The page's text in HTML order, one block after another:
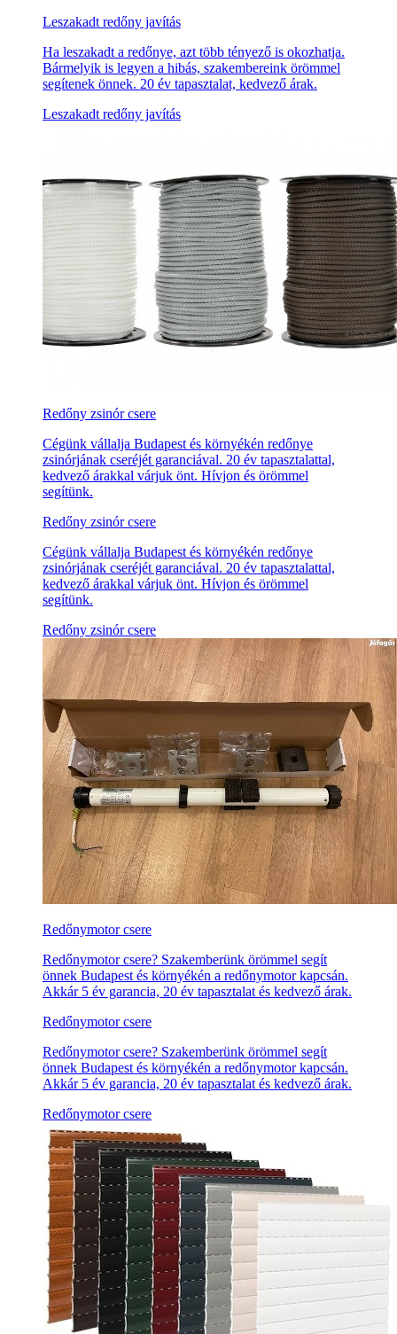
Leszakadt redőny javítás
Ha leszakadt a redőnye, azt több tényező is okozhatja.
Bármelyik is legyen a hibás, szakembereink örömmel
segítenek önnek. 20 év tapasztalat, kedvező árak.
Leszakadt redőny javítás
Redőny zsinór csere
Cégünk vállalja Budapest és környékén redőnye
zsinórjának cseréjét garanciával. 20 év tapasztalattal,
kedvező árakkal várjuk önt. Hívjon és örömmel
segítünk.
Redőny zsinór csere
Cégünk vállalja Budapest és környékén redőnye
zsinórjának cseréjét garanciával. 20 év tapasztalattal,
kedvező árakkal várjuk önt. Hívjon és örömmel
segítünk.
Redőny zsinór csere
Redőnymotor csere
Redőnymotor csere? Szakemberünk örömmel segít
önnek Budapest és környékén a redőnymotor kapcsán.
Akkár 5 év garancia, 20 év tapasztalat és kedvező árak.
Redőnymotor csere
Redőnymotor csere? Szakemberünk örömmel segít
önnek Budapest és környékén a redőnymotor kapcsán.
Akkár 5 év garancia, 20 év tapasztalat és kedvező árak.
Redőnymotor csere